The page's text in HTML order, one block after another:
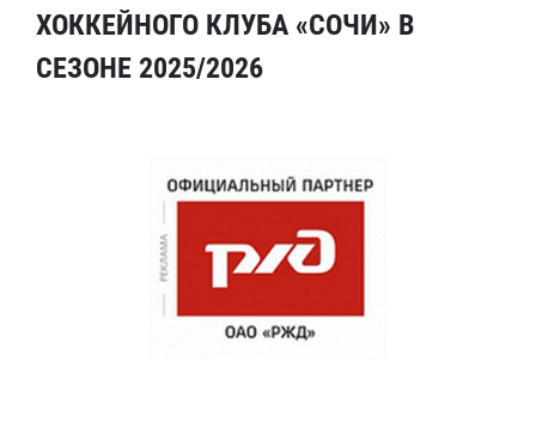
ХОККЕЙНОГО КЛУБА «СОЧИ» В
СЕЗОНЕ 2025/2026